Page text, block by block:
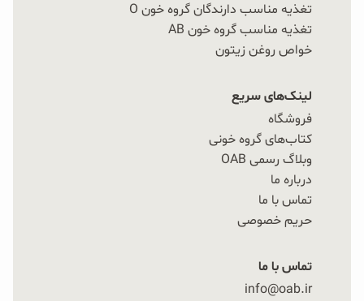
تغذیه مناسب دارندگان گروه خون O
تغذیه مناسب گروه خون AB
خواص روغن زیتون
لینک‌های سریع
فروشگاه
کتاب‌های گروه خونی
وبلاگ رسمی OAB
درباره ما
تماس با ما
حریم خصوصی
تماس با ما
info@oab.ir